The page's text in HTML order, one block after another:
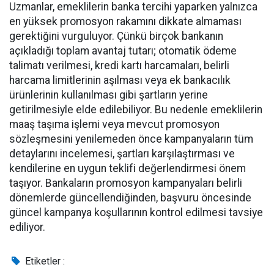
Uzmanlar, emeklilerin banka tercihi yaparken yalnızca
en yüksek promosyon rakamını dikkate almaması
gerektiğini vurguluyor. Çünkü birçok bankanın
açıkladığı toplam avantaj tutarı; otomatik ödeme
talimatı verilmesi, kredi kartı harcamaları, belirli
harcama limitlerinin aşılması veya ek bankacılık
ürünlerinin kullanılması gibi şartların yerine
getirilmesiyle elde edilebiliyor. Bu nedenle emeklilerin
maaş taşıma işlemi veya mevcut promosyon
sözleşmesini yenilemeden önce kampanyaların tüm
detaylarını incelemesi, şartları karşılaştırması ve
kendilerine en uygun teklifi değerlendirmesi önem
taşıyor. Bankaların promosyon kampanyaları belirli
dönemlerde güncellendiğinden, başvuru öncesinde
güncel kampanya koşullarının kontrol edilmesi tavsiye
ediliyor.
Etiketler :